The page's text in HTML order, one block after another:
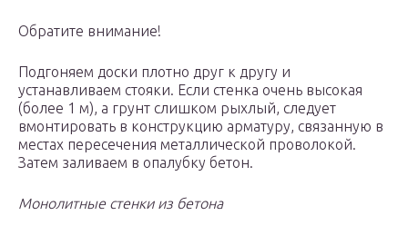
Обратите внимание!
Подгоняем доски плотно друг к другу и
устанавливаем стояки. Если стенка очень высокая
(более 1 м), а грунт слишком рыхлый, следует
вмонтировать в конструкцию арматуру, связанную в
местах пересечения металлической проволокой.
Затем заливаем в опалубку бетон.
Монолитные стенки из бетона